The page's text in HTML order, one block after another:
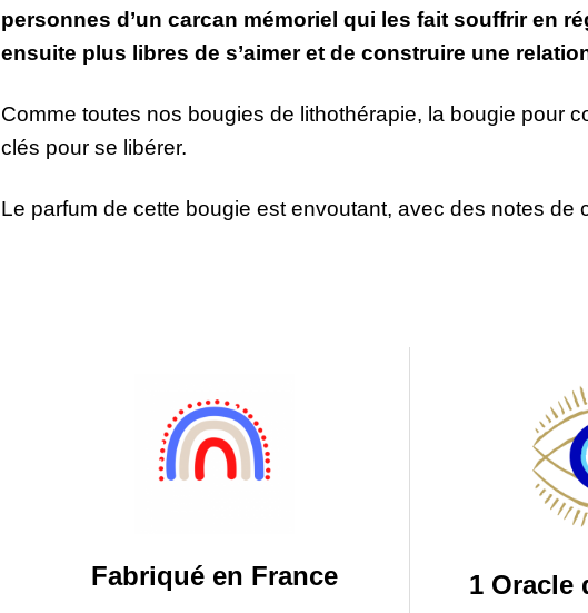
personnes d’un carcan mémoriel qui les fait souffrir en
ensuite plus libres de s’aimer et de construire une
Comme toutes nos bougies de lithothérapie, la bougie pour
clés pour se libérer.
Le parfum de cette bougie est envoutant, avec des notes de
Fabriqué en France
1 Oracle